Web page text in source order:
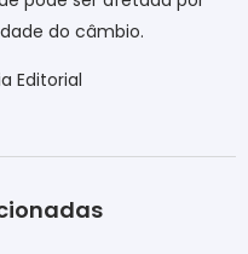
do câmbio.
Editorial